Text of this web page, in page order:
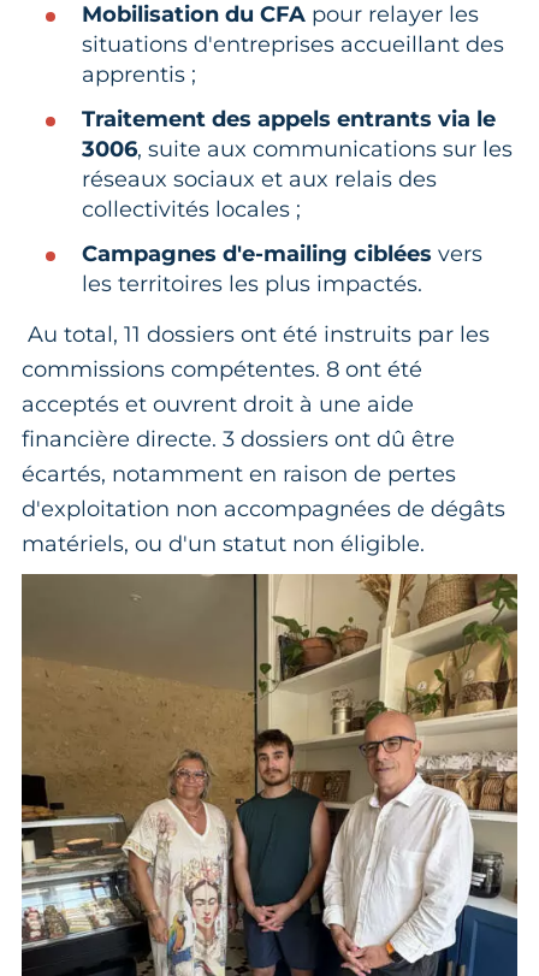
Mobilisation du CFA pour relayer les
situations d'entreprises accueillant des
apprentis ;
Traitement des appels entrants via le
3006, suite aux communications sur les
réseaux sociaux et aux relais des
collectivités locales ;
Campagnes d'e-mailing ciblées vers
les territoires les plus impactés.
Au total, 11 dossiers ont été instruits par les
commissions compétentes. 8 ont été
acceptés et ouvrent droit à une aide
financière directe. 3 dossiers ont dû être
écartés, notamment en raison de pertes
d'exploitation non accompagnées de dégâts
matériels, ou d'un statut non éligible.